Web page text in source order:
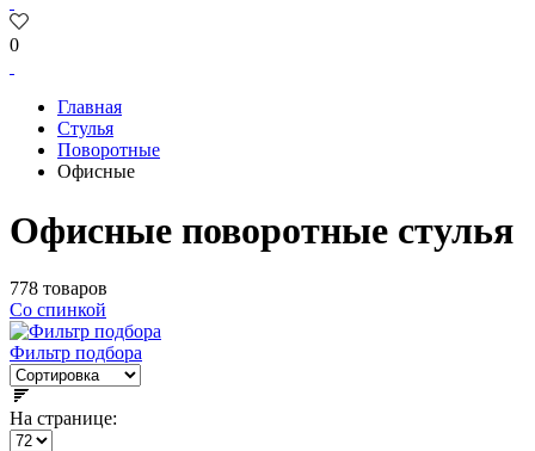
0
Главная
Стулья
Поворотные
Офисные
Офисные поворотные стулья
778 товаров
Со спинкой
Фильтр подбора
На странице: